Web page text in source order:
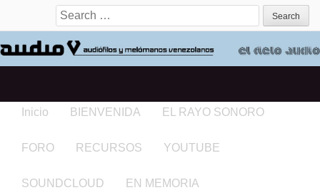
Search for:
Inicio BIENVENIDA EL RAYO SONORO
FORO RECURSOS YOUTUBE
SOUNDCLOUD EN MEMORIA